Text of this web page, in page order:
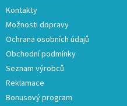
Kontakty
Možnosti dopravy
Ochrana osobních údajů
Obchodní podmínky
Seznam výrobců
Reklamace
Bonusový program